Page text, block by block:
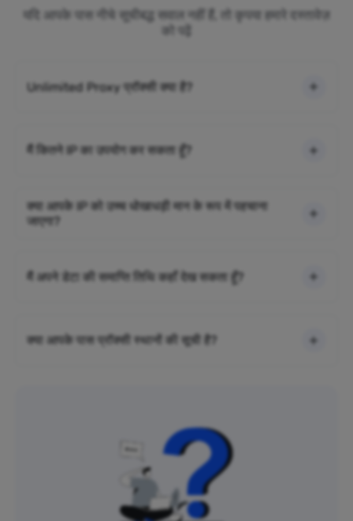
यदि आपके पास नीचे सूचीबद्ध सवाल नहीं हैं, तो कृपया हमारे दस्तावेज़
को पढ़ें
Unlimited Proxy प्रॉक्सी क्या है?
मैं कितने IP का उपयोग कर सकता हूँ?
क्या आपके IP को उच्च धोखाधड़ी मान के रूप में पहचाना
जाएगा?
मैं अपने डेटा की समाप्ति तिथि कहाँ देख सकता हूँ?
क्या आपके पास प्रॉक्सी स्थानों की सूची है?